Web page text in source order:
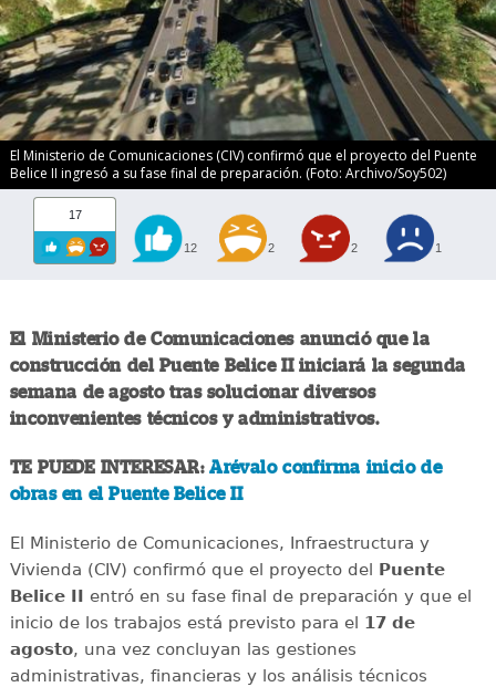
El Ministerio de Comunicaciones (CIV) confirmó que el proyecto del Puente
Belice II ingresó a su fase final de preparación. (Foto: Archivo/Soy502)
17
12 2 2 1
El Ministerio de Comunicaciones anunció que la
construcción del Puente Belice II iniciará la segunda
semana de agosto tras solucionar diversos
inconvenientes técnicos y administrativos.
TE PUEDE INTERESAR:Arévalo confirma inicio de
obras en el Puente Belice II
El Ministerio de Comunicaciones, Infraestructura y
Vivienda (CIV) confirmó que el proyecto del Puente
Belice II entró en su fase final de preparación y que el
inicio de los trabajos está previsto para el 17 de
agosto, una vez concluyan las gestiones
administrativas, financieras y los análisis técnicos